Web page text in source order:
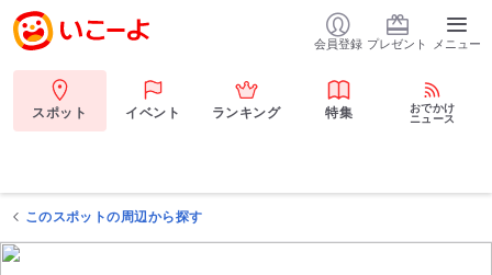
会員登録 プレゼント メニュー
スポット イベント ランキング 特集
おでかけ
ニュース
このスポットの周辺から探す